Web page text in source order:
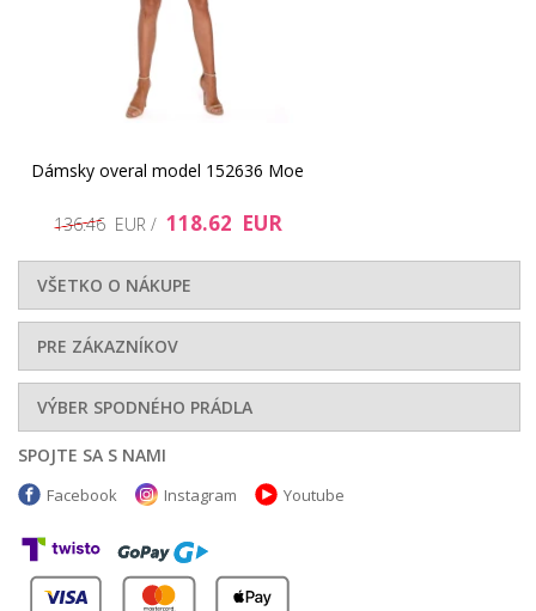
Dámsky overal model 152636 Moe
136.46 EUR / 118.62 EUR
VŠETKO O NÁKUPE
PRE ZÁKAZNÍKOV
VÝBER SPODNÉHO PRÁDLA
SPOJTE SA S NAMI
Facebook Instagram Youtube